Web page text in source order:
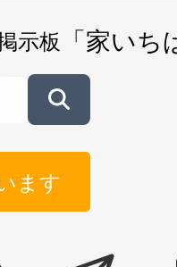
示板 「家いち
ます